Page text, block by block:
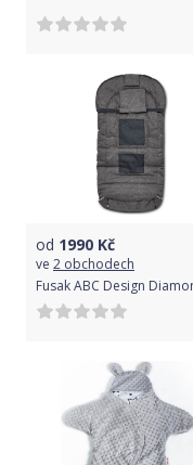
od 1990 Kč
ve 2 obchodech